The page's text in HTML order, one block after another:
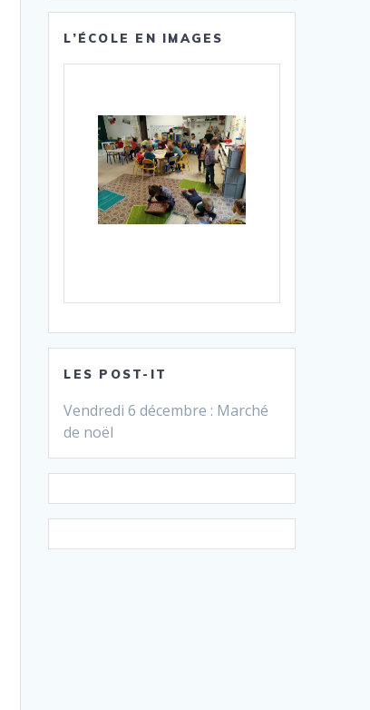
L’ÉCOLE EN IMAGES
LES POST-IT
Vendredi 6 décembre : Marché
de noël